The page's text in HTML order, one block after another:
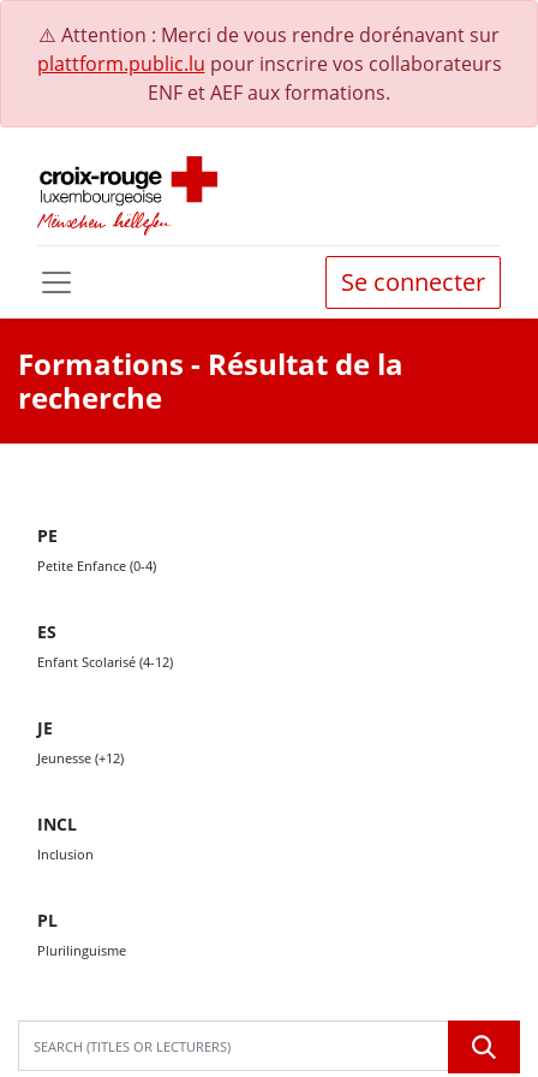
⚠️ Attention : Merci de vous rendre dorénavant sur
plattform.public.lu pour inscrire vos collaborateurs
ENF et AEF aux formations.
Se connecter
Formations - Résultat de la
recherche
PE
Petite Enfance (0-4)
ES
Enfant Scolarisé (4-12)
JE
Jeunesse (+12)
INCL
Inclusion
PL
Plurilinguisme